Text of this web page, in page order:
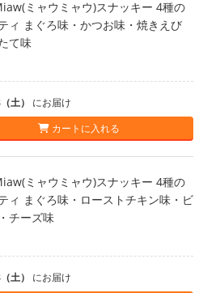
ミャウミャウ)スナッキー 4種の
ィ まぐろ味・かつお味・焼きえび
て味
土） にお届け
カートに入れる
ミャウミャウ)スナッキー 4種の
ィ まぐろ味・ローストチキン味・ビ
チーズ味
土） にお届け